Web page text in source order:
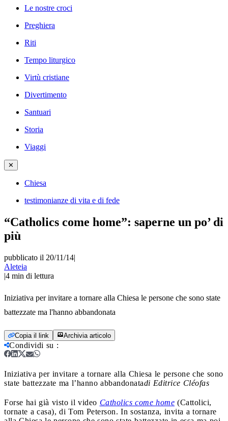
Le nostre croci
Preghiera
Riti
Tempo liturgico
Virtù cristiane
Divertimento
Santuari
Storia
Viaggi
✕
Chiesa
testimonianze di vita e di fede
“Catholics come home”: saperne un po’ di
più
pubblicato il 20/11/14|
Aleteia
|4 min di lettura
Iniziativa per invitare a tornare alla Chiesa le persone che sono state
battezzate ma l'hanno abbandonata
Copia il link Archivia articolo
Condividi su :
Iniziativa per invitare a tornare alla Chiesa le persone che sono
state battezzate ma l’hanno abbandonatadi Editrice Cléofas
Forse hai già visto il video Catholics come home (Cattolici,
tornate a casa), di Tom Peterson. In sostanza, invita a tornare